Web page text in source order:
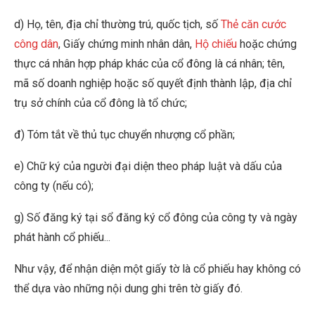
d) Họ, tên, địa chỉ thường trú, quốc tịch, số Thẻ căn cước
công dân, Giấy chứng minh nhân dân, Hộ chiếu hoặc chứng
thực cá nhân hợp pháp khác của cổ đông là cá nhân; tên,
mã số doanh nghiệp hoặc số quyết định thành lập, địa chỉ
trụ sở chính của cổ đông là tổ chức;
đ) Tóm tắt về thủ tục chuyển nhượng cổ phần;
e) Chữ ký của người đại diện theo pháp luật và dấu của
công ty (nếu có);
g) Số đăng ký tại sổ đăng ký cổ đông của công ty và ngày
phát hành cổ phiếu…
Như vậy, để nhận diện một giấy tờ là cổ phiếu hay không có
thể dựa vào những nội dung ghi trên tờ giấy đó.